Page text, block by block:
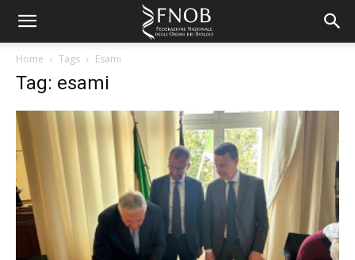
Home Tags Esami
Tag: esami